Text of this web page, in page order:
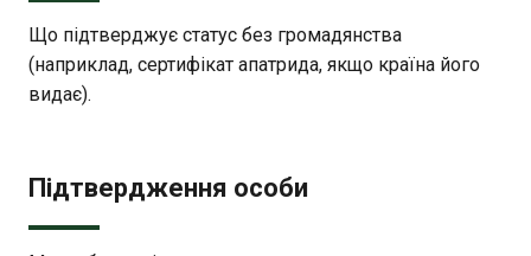
Що підтверджує статус без громадянства
(наприклад, сертифікат апатрида, якщо країна його
видає).
Підтвердження особи